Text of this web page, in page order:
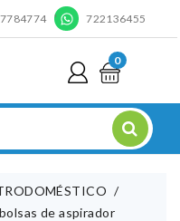
' 722136455
0
de aspirador